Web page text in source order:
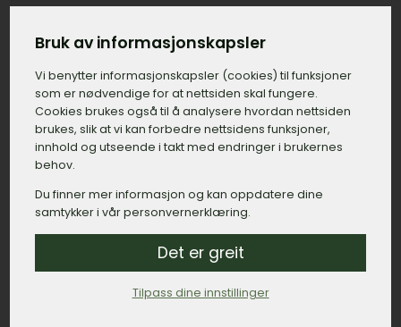
Konkret priseksempel på gravstein
med tilvalg på Bjerke
Gravstein: 15.000,– kroner.
Gravering, navn og dato:500,– kroner.
Bedramme:2.500,– kroner.
Montert dekor, duer:1.200,– kroner.
Bruk av informasjonskapsler
Vi benytter informasjons­kapsler (cookies) til funksjoner
som er nødvendige for at nettsiden skal fungere.
Cookies brukes også til å analysere hvordan nettsiden
brukes, slik at vi kan forbedre nettsidens funksjoner,
innhold og utseende i takt med endringer i brukernes
behov.
Du finner mer informasjon og kan oppdatere dine
samtykker i vår personvernerklæring.
Det er greit
Tilpass dine innstillinger